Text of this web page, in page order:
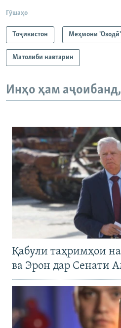
Гӯшаҳо
Тоҷикистон Меҳмони "Озодӣ"
Матолиби навтарин
Инҳо ҳам
Қабули таҳримҳои
ва Эрон дар Сенати